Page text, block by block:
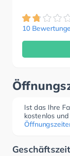
10
Ist das Ihre
kostenlos